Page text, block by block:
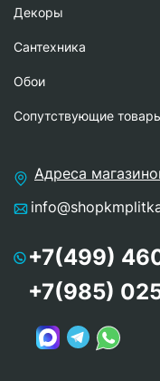
Декоры
Сантехника
Обои
Сопутствующие
Адреса
+7(499)
+7(985)